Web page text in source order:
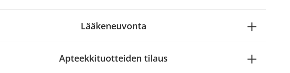
Lääkeneuvonta
Apteekkituotteiden tilaus